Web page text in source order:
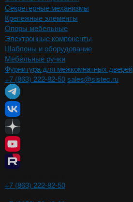
Секретерные механизмы
Крепежные элементы
Опоры мебельные
Электронные компоненты
Шаблоны и оборудование
Мебельные ручки
Фурнитура для межкомнатных дверей
+7 (863) 222-82-50sales@sistec.ru
+7 (863) 222-82-50